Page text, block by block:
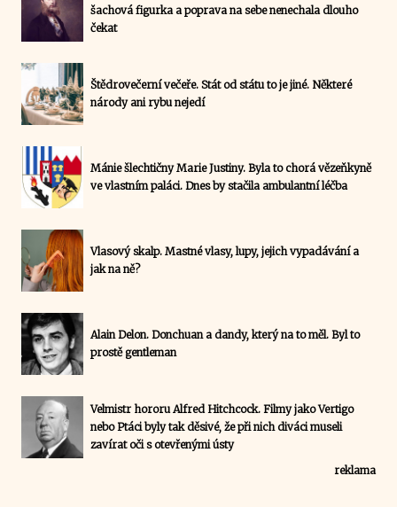
šachová figurka a poprava na sebe nenechala dlouho
čekat
Štědrovečerní večeře. Stát od státu to je jiné. Některé
národy ani rybu nejedí
Mánie šlechtičny Marie Justiny. Byla to chorá vězeňkyně
ve vlastním paláci. Dnes by stačila ambulantní léčba
Vlasový skalp. Mastné vlasy, lupy, jejich vypadávání a
jak na ně?
Alain Delon. Donchuan a dandy, který na to měl. Byl to
prostě gentleman
Velmistr hororu Alfred Hitchcock. Filmy jako Vertigo
nebo Ptáci byly tak děsivé, že při nich diváci museli
zavírat oči s otevřenými ústy
reklama